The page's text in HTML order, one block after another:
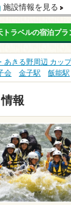
施設情報を見る
トラベルの宿泊プラ
あきる野周辺 カッ
会
金子駅 飯能駅
報